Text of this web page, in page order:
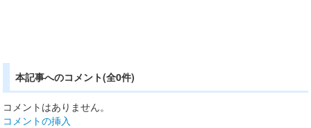
本記事へのコメント(全0件)
コメントはありません。
コメントの挿入